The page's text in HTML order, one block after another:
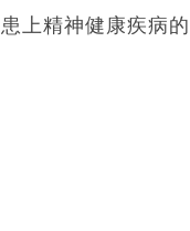
上精神健康疾病